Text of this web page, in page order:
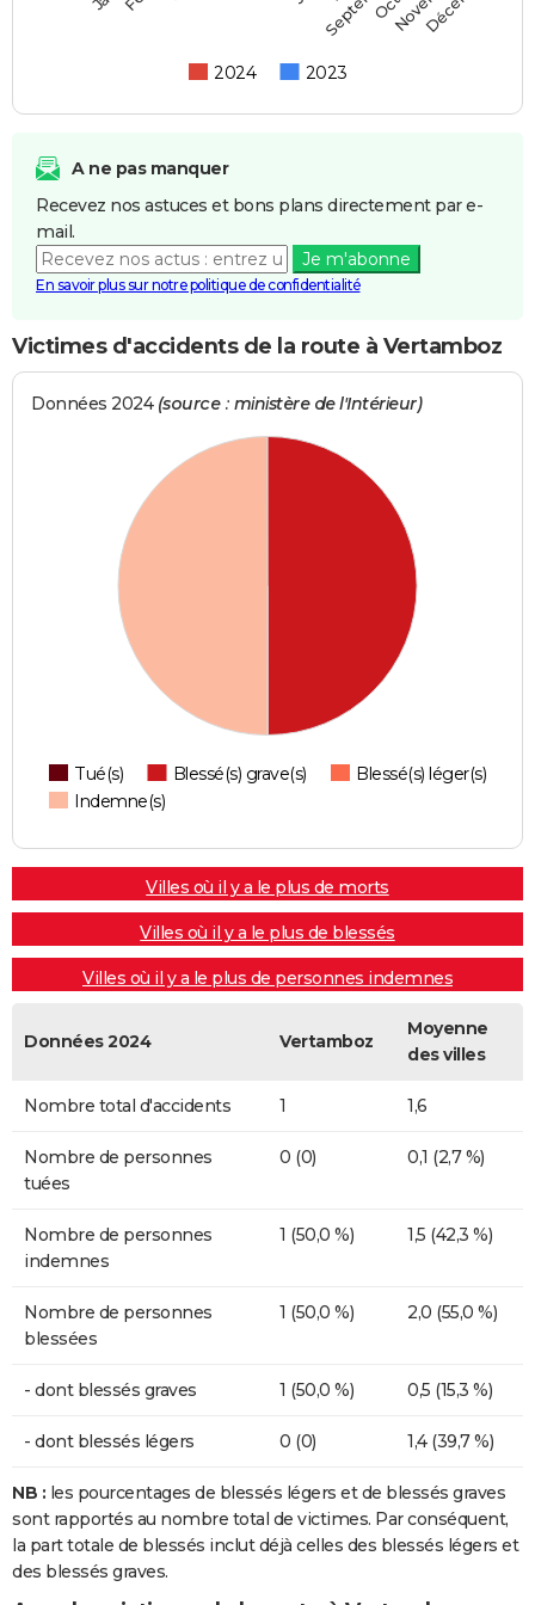
2024 2023
A ne pas manquer
Recevez nos astuces et bons plans directement par e-
mail.
Je m'abonne
En savoir plus sur notre politique de confidentialité
Victimes d'accidents de la route à Vertamboz
Données 2024 (source : ministère de l'Intérieur)
Tué(s) Blessé(s) grave(s)
Blessé(s) léger(s)
Indemne(s)
Villes où il y a le plus de morts
Villes où il y a le plus de blessés
Villes où il y a le plus de personnes indemnes
Données 2024 Vertamboz
Moyenne
des villes
Nombre total d'accidents 1 1,6
Nombre de personnes
tuées
0 (0) 0,1 (2,7 %)
Nombre de personnes
indemnes
1 (50,0 %) 1,5 (42,3 %)
Nombre de personnes
blessées
1 (50,0 %) 2,0 (55,0 %)
- dont blessés graves 1 (50,0 %) 0,5 (15,3 %)
- dont blessés légers 0 (0) 1,4 (39,7 %)
NB : les pourcentages de blessés légers et de blessés graves
sont rapportés au nombre total de victimes. Par conséquent,
la part totale de blessés inclut déjà celles des blessés légers et
des blessés graves.